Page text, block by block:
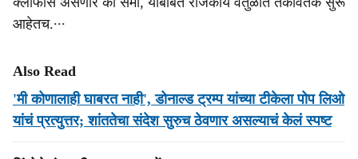
आहेतच.∙∙∙
Also Read
'मी कोणालाही घाबरत नाही', डोनाल्ड ट्रम्प यांच्या टीकेला पोप लिओ
यांचं प्रत्युत्तर; शांततेचा संदेश सुरुच ठेवणार असल्याचं केलं स्पष्ट